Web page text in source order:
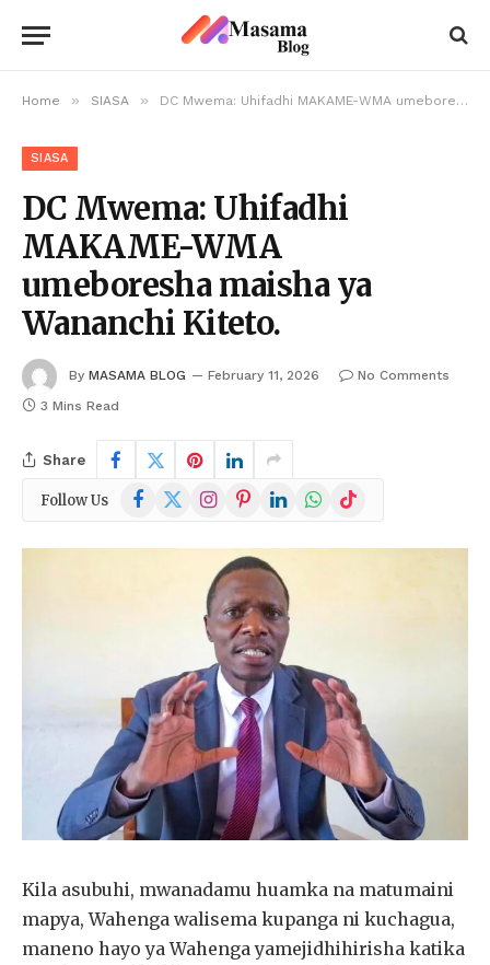
Home » SIASA » DC Mwema: Uhifadhi MAKAME-WMA umeboresha maisha ya Wananchi Kiteto.
SIASA
DC Mwema: Uhifadhi
MAKAME-WMA
umeboresha maisha ya
Wananchi Kiteto.
By MASAMA BLOG February 11, 2026
No Comments
3 Mins Read
Share
Follow Us Facebook
X
(Twitter)
InstagramPinterestLinkedInWhatsApp
TikTok
Kila asubuhi, mwanadamu huamka na matumaini
mapya, Wahenga walisema kupanga ni kuchagua,
maneno hayo ya Wahenga yamejidhihirisha katika